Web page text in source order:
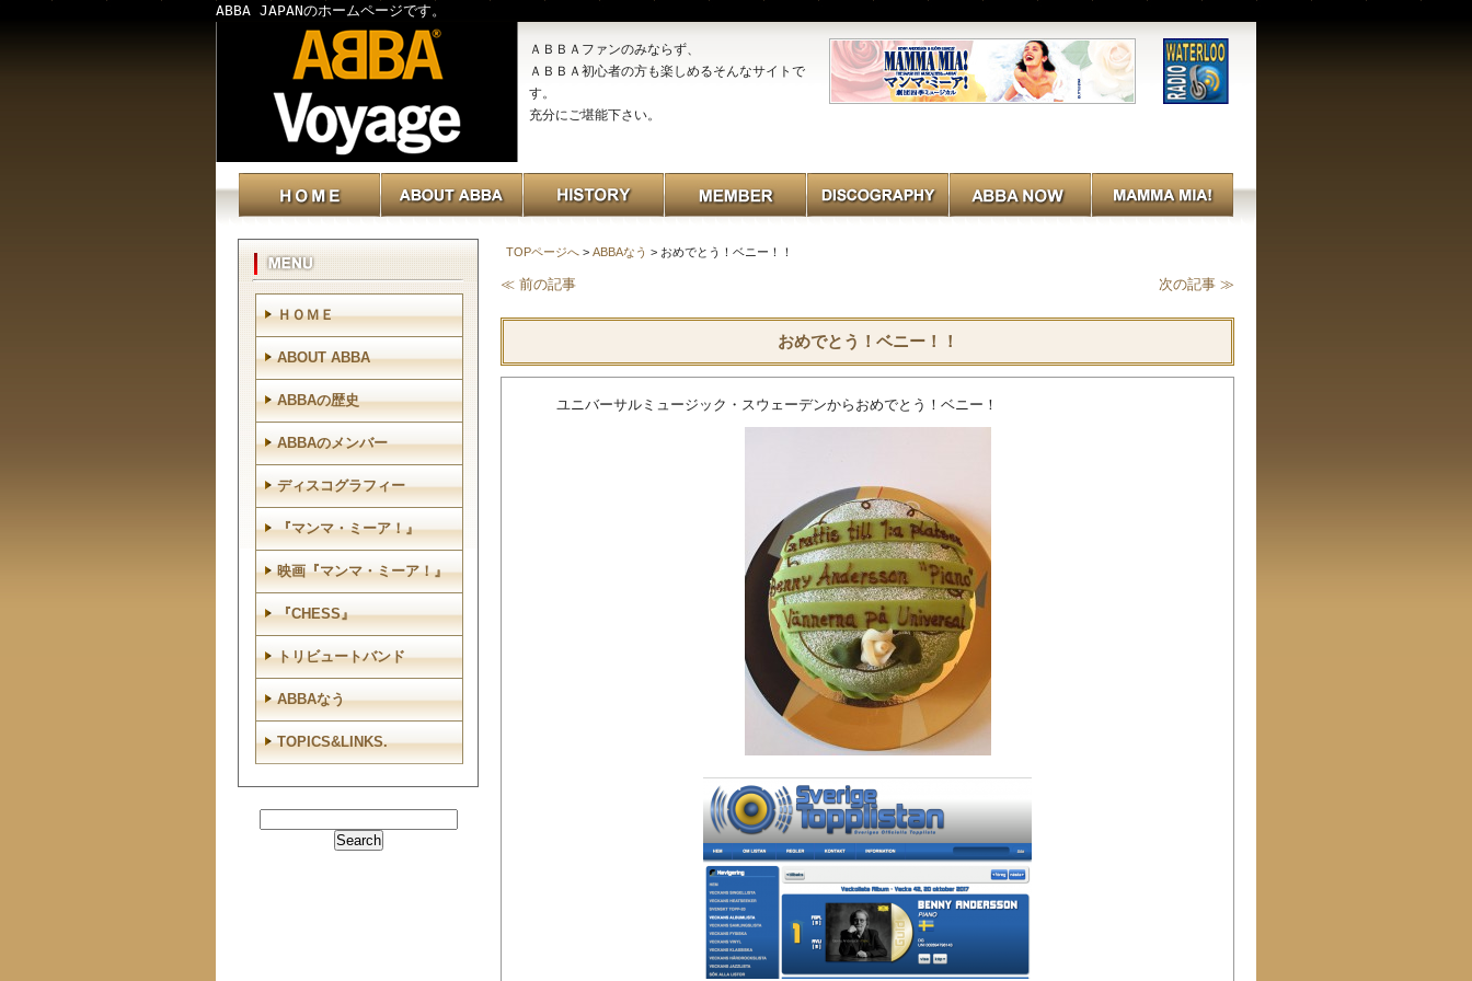
ABBA JAPANのホームページです。
ＡＢＢＡファンのみならず、
ＡＢＢＡ初心者の方も楽しめるそんなサイトで
す。
充分にご堪能下さい。
TOPページへ > ABBAなう > おめでとう！ベニー！！
≪ 前の記事 次の記事 ≫
おめでとう！ベニー！！
ユニバーサルミュージック・スウェーデンからおめでとう！ベニー！
ＨＯＭＥ
ABOUT ABBA
ABBAの歴史
ABBAのメンバー
ディスコグラフィー
『マンマ・ミーア！』
映画『マンマ・ミーア！』
『CHESS』
トリビュートバンド
ABBAなう
TOPICS&LINKS.